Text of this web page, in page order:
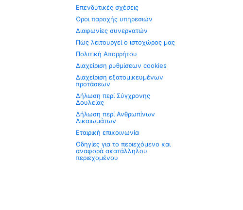
Επενδυτικές σχέσεις
Όροι παροχής υπηρεσιών
Διαφωνίες συνεργατών
Πώς λειτουργεί ο ιστοχώρος μας
Πολιτική Απορρήτου
Διαχείριση ρυθμίσεων cookies
Διαχείριση εξατομικευμένων
προτάσεων
Δήλωση περί Σύγχρονης
Δουλείας
Δήλωση περί Ανθρωπίνων
Δικαιωμάτων
Εταιρική επικοινωνία
Οδηγίες για το περιεχόμενο και
αναφορά ακατάλληλου
περιεχομένου